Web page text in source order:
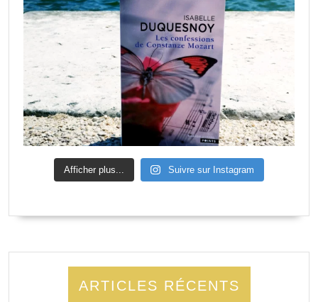
Afficher plus... Suivre sur Instagram
ARTICLES RÉCENTS